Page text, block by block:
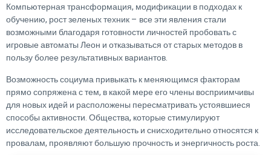
Компьютерная трансформация, модификации в подходах к
обучению, рост зеленых техник – все эти явления стали
возможными благодаря готовности личностей пробовать с
игровые автоматы Леон и отказываться от старых методов в
пользу более результативных вариантов.
Возможность социума привыкать к меняющимся факторам
прямо сопряжена с тем, в какой мере его члены восприимчивы
для новых идей и расположены пересматривать устоявшиеся
способы активности. Общества, которые стимулируют
исследовательское деятельность и снисходительно относятся к
провалам, проявляют большую прочность и энергичность роста.